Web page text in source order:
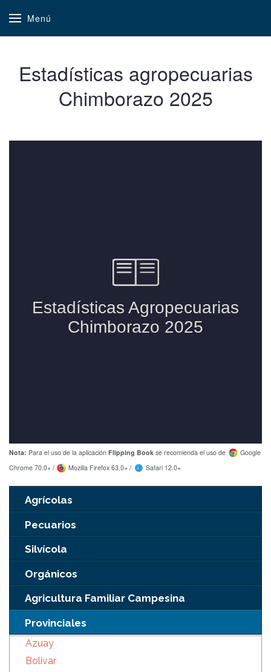
Menú
Estadísticas agropecuarias
Chimborazo 2025
Nota: Para el uso de la aplicación Flipping Book se recomienda el uso de
Google
Chrome 70.0+ /
Mozilla Firefox 63.0+ / Safari 12.0+
Agrícolas
Pecuarios
Silvícola
Orgánicos
Agricultura Familiar Campesina
Provinciales
Azuay
Bolivar